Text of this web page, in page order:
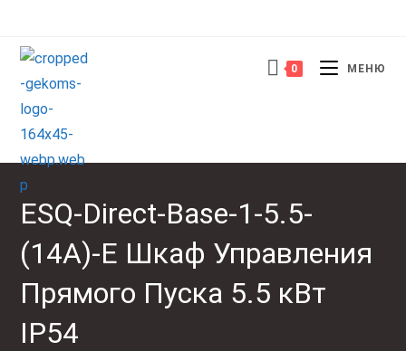
содержимому
0 МЕНЮ
ESQ-Direct-Base-1-5.5-
(14А)-E Шкаф Управления
Прямого Пуска 5.5 кВт
IP54